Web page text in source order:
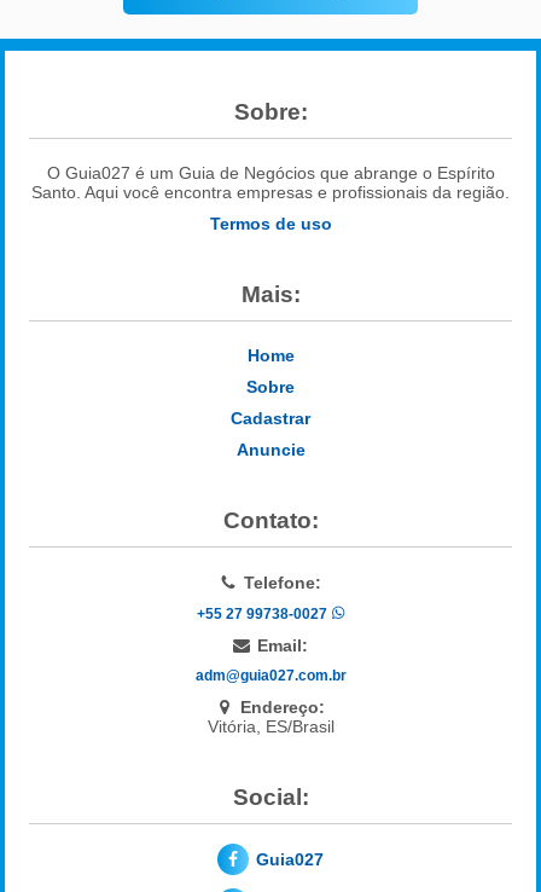
Sobre:
O Guia027 é um Guia de Negócios que abrange o Espírito
Santo. Aqui você encontra empresas e profissionais da região.
Termos de uso
Mais:
Home
Sobre
Cadastrar
Anuncie
Contato:
Telefone:
+55 27 99738-0027
Email:
adm@guia027.com.br
Endereço:
Vitória, ES/Brasil
Social:
Guia027